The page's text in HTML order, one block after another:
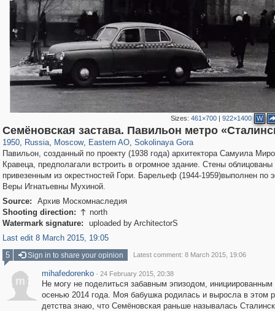
Sizes: 461×700| 922×1400 W
Семёновская застава. Павильон метро
1950, Russia
1,406,255 29,243
, Moscow
319,780 8,286
, Eastern AO
20,925 306
, Sokolinaya Gora
1,450 28
Павильон, созданный по проекту (1938 года) архитектора Самуила
Кравеца, предполагали встроить в огромное здание. Стены
привезенным из окрестностей Гори. Барельеф (1944-1959)выполнен по
Веры Игнатьевны Мухиной.
Source:
Архив Москомнаследия
Shooting direction:  north
Watermark signature:
uploaded by ArchitectorS
Last edit 8 March 2015, 19:05
5
Sign in to share your opinion Latest comment: 8 March 2015, 19:06
m
mihafedorenko · 24 February 2015, 20:38
Не могу не поделиться забавным эпизодом,
осенью 2014 года. Моя бабушка родилась и выросла в этом
детства знаю, что Семёновская раньше называлась